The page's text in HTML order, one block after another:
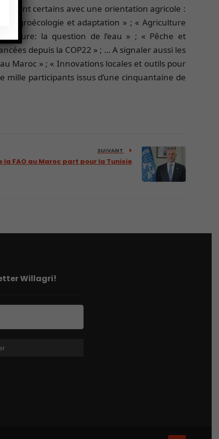
dont certains avec une orientation agricole :
Agroécologie et adaptation » ; « Agriculture
la question de l’eau » ; « Pêche et
depuis la COP22 » ; … A signaler aussi les
Maroc » ; « Innovations locales et outils pour
mille participants issus d’une cinquantaine de
SUIVANT
FAO au Maroc part pour la Tunisie
Willagri!